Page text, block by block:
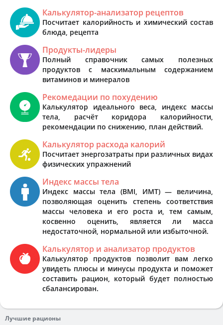
Калькулятор-анализатор рецептов
Посчитает калорийность и химический состав
блюда, рецепта
Продукты-лидеры
Полный справочник самых полезных
продуктов с маскимальным содержанием
витаминов и минералов
Рекомедации по похудению
Калькулятор идеального веса, индекс массы
тела, расчёт коридора калорийности,
рекомендации по снижению, план действий.
Калькулятор расхода калорий
Посчитает энергозатраты при различных видах
физических упражнений
Индекс массы тела
Индекс массы тела (BMI, ИМТ) — величина,
позволяющая оценить степень соответствия
массы человека и его роста и, тем самым,
косвенно оценить, является ли масса
недостаточной, нормальной или избыточной.
Калькулятор и анализатор продуктов
Калькулятор продуктов позволит вам легко
увидеть плюсы и минусы продукта и поможет
составить рацион, который будет полностью
сбалансирован.
Лучшие рационы